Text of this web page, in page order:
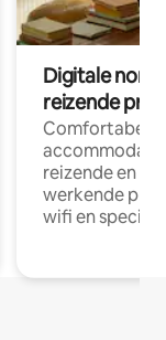
Digitale
reizende
Comfortabele
reizende en
werkende
wifi en